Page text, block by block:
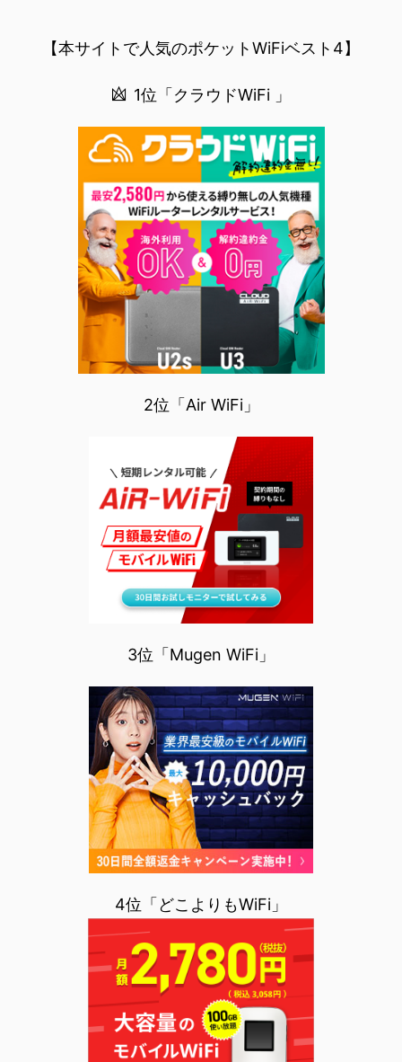
【本サイトで人気のポケットWiFiベスト4】
1位「クラウドWiFi 」
2位「Air WiFi」
3位「Mugen WiFi」
4位「どこよりもWiFi」